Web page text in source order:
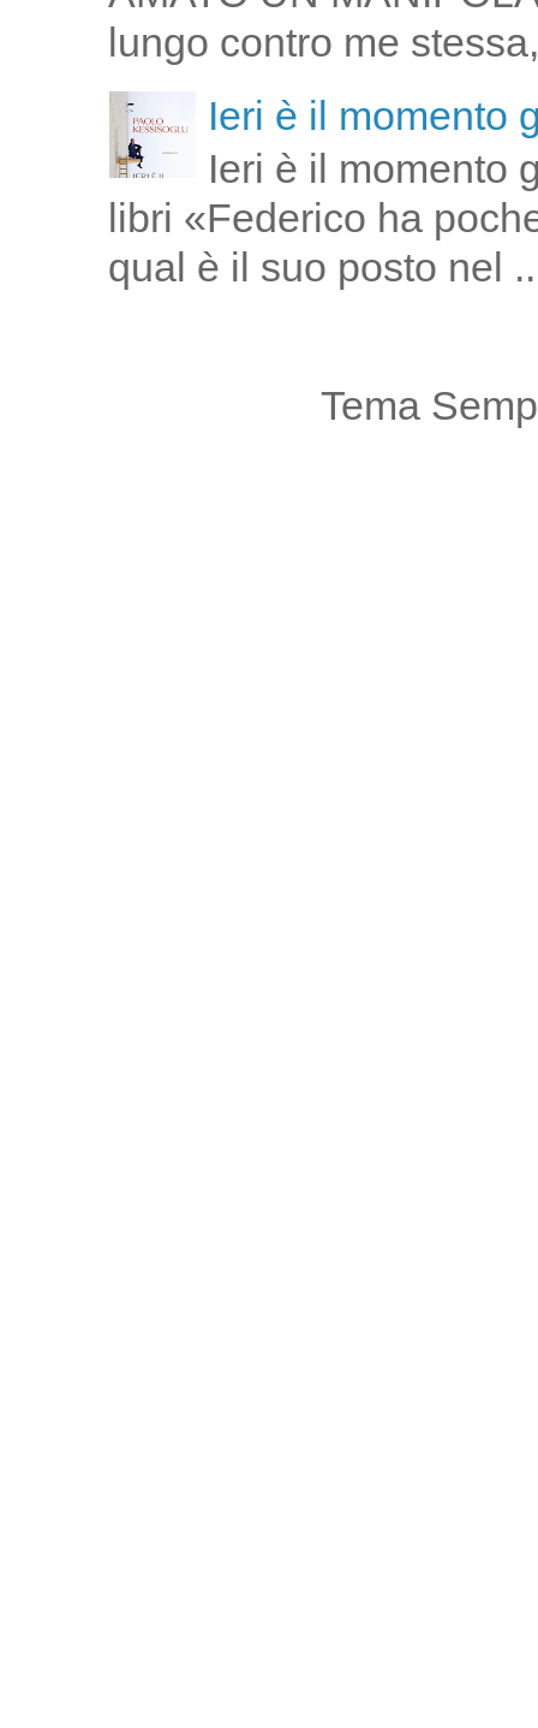
lungo contro me
Ieri è il momento
Ieri è il momento
libri «Federico ha
qual è il suo posto nel
Tema